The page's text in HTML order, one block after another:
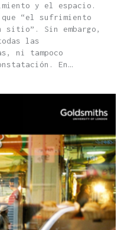
y el espacio.
“el sufrimiento
sitio”. Sin embargo,
las
ni tampoco
En…